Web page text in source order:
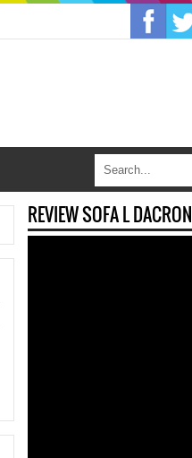
REVIEW SOFA L DACRON